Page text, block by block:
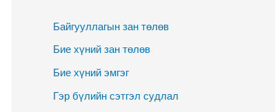
Байгууллагын зан төлөв
Бие хүний зан төлөв
Бие хүний эмгэг
Гэр бүлийн сэтгэл судлал